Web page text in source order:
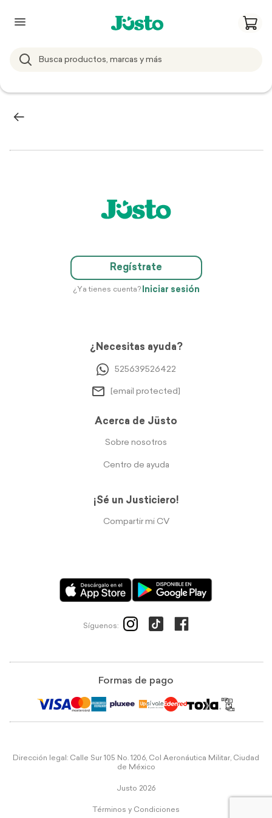
Regístrate
¿Ya tienes cuenta? Iniciar sesión
¿Necesitas ayuda?
525639526422
[email protected]
Acerca de Jüsto
Sobre nosotros
Centro de ayuda
¡Sé un Justiciero!
Compartir mi CV
Síguenos:
Formas de pago
Dirección legal: Calle Sur 105 No. 1206, Col Aeronáutica Militar, Ciudad
de México
Justo 2026
Términos y Condiciones